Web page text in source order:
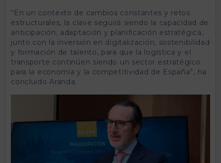
“En un contexto de cambios constantes y retos
estructurales, la clave seguirá siendo la capacidad de
anticipación, adaptación y planificación estratégica,
junto con la inversión en digitalización, sostenibilidad
y formación de talento, para que la logística y el
transporte continúen siendo un sector estratégico
para la economía y la competitividad de España”, ha
concluido Aranda.